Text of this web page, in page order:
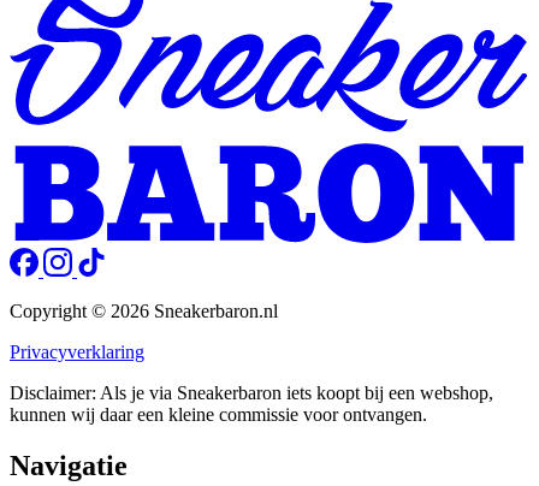
Copyright © 2026 Sneakerbaron.nl
Privacyverklaring
Disclaimer: Als je via Sneakerbaron iets koopt bij een webshop,
kunnen wij daar een kleine commissie voor ontvangen.
Navigatie